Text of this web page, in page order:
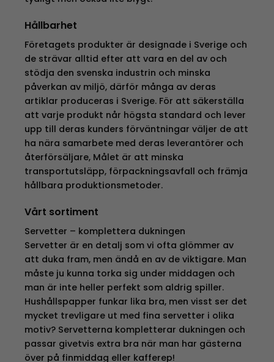
Hållbarhet
Företagets produkter är designade i Sverige och
de strävar alltid efter att vara en del av och
stödja den svenska industrin och minska
påverkan av miljö, därför många av deras
artiklar produceras i Sverige. För att säkerställa
att varje produkt når högsta standard och lever
upp till deras kunders förväntningar väljer de att
ha nära samarbete med deras leverantörer och
återförsäljare, Målet är att minska
transportutsläpp, förpackningsavfall och främja
hållbara produktionsmetoder.
Vårt sortiment
Servetter – komplettera dukningen
Servetter är en detalj som vi ofta glömmer av
att duka fram, men ändå en av de viktigare. Man
måste ju kunna torka sig under middagen och
man är inte heller perfekt som aldrig spiller.
Hushållspapper funkar lika bra, men visst ser det
mycket trevligare ut med fina servetter i olika
motiv? Servetterna kompletterar dukningen och
passar givetvis extra bra när man har gästerna
över på finmiddag eller kafferep!